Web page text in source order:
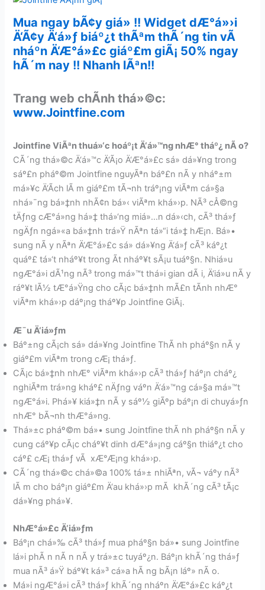
Mua ngay bÃ¢y giá» !! Widget dÆ°á»›i
Ä‘Ã¢y Ä‘á»ƒ biáº¿t thÃªm thÃ´ng tin vÃ
nháº­n Ä‘Æ°á»£c giáº£m giÃ¡ 50% ngay
hÃ´m nay !! Nhanh lÃªn!!
Trang web chÃ­nh thá»©c:
www.Jointfine.com
Jointfine ViÃªn thuá»‘c hoáº¡t Ä‘á»™ng nhÆ° tháº¿ nÃ o?
CÃ´ng thá»©c Ä‘á»™c Ä‘Ã¡o Ä‘Æ°á»£c sá»­ dá»¥ng trong
sáº£n pháº©m Jointfine nguyÃªn báº£n nÃ y nháº±m
má»¥c Ä‘Ã­ch lÃ m giáº£m tÃ¬nh tráº¡ng viÃªm cá»§a
nhá»¯ng bá»‡nh nhÃ¢n bá»‹ viÃªm khá»›p. NÃ³ cÅ©ng
tÄƒng cÆ°á»ng há»‡ thá»‘ng miá»…n dá»‹ch, cÃ³ thá»ƒ
ngÄƒn ngá»«a bá»‡nh trá»Ÿ nÃªn tá»“i tá»‡ hÆ¡n. Bá»•
sung nÃ y nÃªn Ä‘Æ°á»£c sá»­ dá»¥ng Ä‘á»ƒ cÃ³ káº¿t
quáº£ tá»‘t nháº¥t trong Ã­t nháº¥t sÃ¡u tuáº§n. Nhiá»u
ngÆ°á»i dÃ¹ng nÃ³ trong má»™t thá»i gian dÃ i, Ä‘iá»u nÃ y
ráº¥t lÃ½ tÆ°á»Ÿng cho cÃ¡c bá»‡nh mÃ£n tÃ­nh nhÆ°
viÃªm khá»›p dáº¡ng tháº¥p Jointfine GiÃ¡.
Æ¯u Ä‘iá»ƒm
Báº±ng cÃ¡ch sá»­ dá»¥ng Jointfine ThÃ nh pháº§n nÃ y
giáº£m viÃªm trong cÆ¡ thá»ƒ.
CÃ¡c bá»‡nh nhÆ° viÃªm khá»›p cÃ³ thá»ƒ háº¡n cháº¿
nghiÃªm trá»ng kháº£ nÄƒng váº­n Ä‘á»™ng cá»§a má»™t
ngÆ°á»i. Phá»¥ kiá»‡n nÃ y sáº½ giÃºp báº¡n di chuyá»ƒn
nhÆ° bÃ¬nh thÆ°á»ng.
Thá»±c pháº©m bá»• sung Jointfine thÃ nh pháº§n nÃ y
cung cáº¥p cÃ¡c cháº¥t dinh dÆ°á»¡ng cáº§n thiáº¿t cho
cáº£ cÆ¡ thá»ƒ vÃ xÆ°Æ¡ng khá»›p.
CÃ´ng thá»©c chá»©a 100% tá»± nhiÃªn, vÃ¬ váº­y nÃ³
lÃ m cho báº¡n giáº£m Ä‘au khá»›p mÃ khÃ´ng cÃ³ tÃ¡c
dá»¥ng phá»¥.
NhÆ°á»£c Ä‘iá»ƒm
Báº¡n chá»‰ cÃ³ thá»ƒ mua pháº§n bá»• sung Jointfine
lá»i phÃ n nÃ n nÃ y trá»±c tuyáº¿n. Báº¡n khÃ´ng thá»ƒ
mua nÃ³ á»Ÿ báº¥t ká»³ cá»­a hÃ ng bÃ¡n láº» nÃ o.
Má»i ngÆ°á»i cÃ³ thá»ƒ khÃ´ng nháº­n Ä‘Æ°á»£c káº¿t